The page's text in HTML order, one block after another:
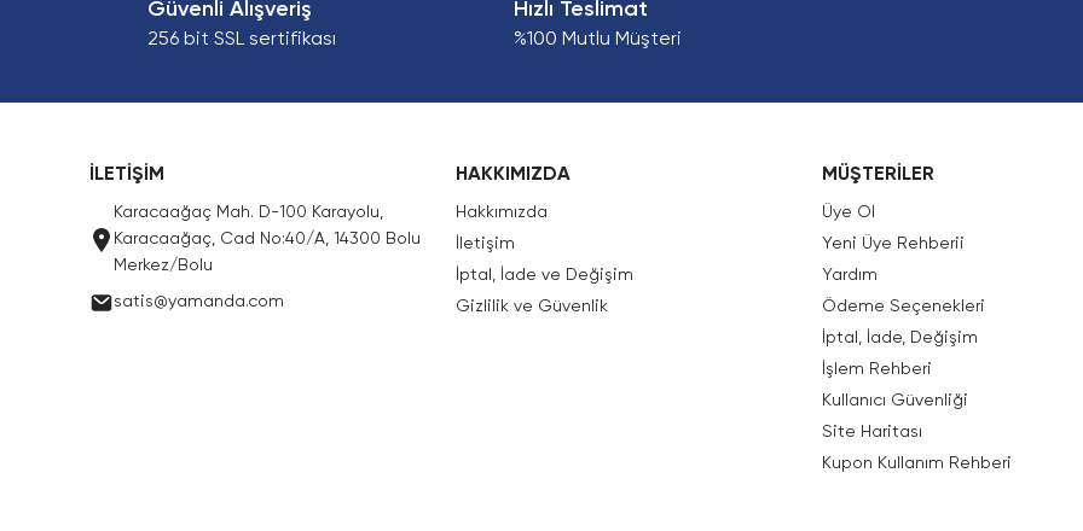
Güvenli Alışveriş
256 bit SSL sertifikası
Hızlı Teslimat
%100 Mutlu Müşteri
İLETİŞİM
Karacaağaç Mah. D-100 Karayolu,
Karacaağaç, Cad No:40/A, 14300 Bolu
Merkez/Bolu
satis@yamanda.com
HAKKIMIZDA
Hakkımızda
İletişim
İptal, İade ve Değişim
Gizlilik ve Güvenlik
MÜŞTERİLER
Üye Ol
Yeni Üye Rehberii
Yardım
Ödeme Seçenekleri
İptal, İade, Değişim
İşlem Rehberi
Kullanıcı Güvenliği
Site Haritası
Kupon Kullanım Rehberi